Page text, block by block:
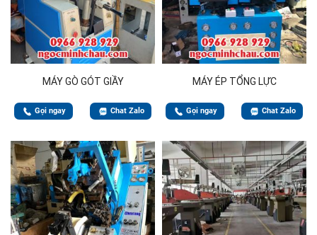
MÁY GÒ GÓT GIẦY
Gọi ngay Chat Zalo
MÁY ÉP TỔNG LỰC
Gọi ngay Chat Zalo